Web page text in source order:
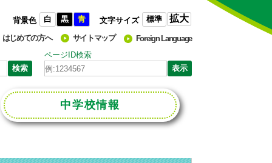
背景色 白 黒 青 文字サイズ 標準 拡大
はじめての方へ サイトマップ
Foreign Language
ページID検索
中学校情報